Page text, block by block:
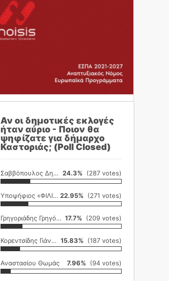
Αν οι δημοτικές εκλογές
ήταν αύριο - Ποιον θα
ψηφίζατε για δήμαρχο
Καστοριάς; (Poll Closed)
Σαββόπουλος Δημήτρης 24.3% (287 votes)
Υποψήφιος «ΦΙΛΙΚΗ ΕΤΑΙΡΕΙΑ» 22.95% (271 votes)
Γρηγοριάδης Γρηγόρης 17.7% (209 votes)
Κορεντσίδης Γιάννης 15.83% (187 votes)
Αναστασίου Θωμάς 7.96% (94 votes)